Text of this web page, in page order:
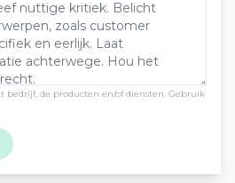
bedrijf, de producten en/of diensten. Gebruik